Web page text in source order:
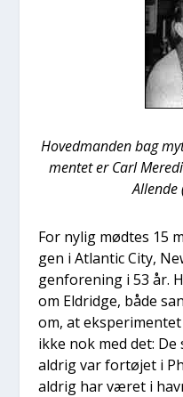
Hoved­man­den bag
men­tet er Carl
Allen­de
For nylig mød­tes 15
gen i Atlan­tic City,
gen­for­e­ning i 53 år.
om Eldrid­ge, både
om, at
ikke nok med det: De
aldrig var for­tø­jet i
aldrig har været i